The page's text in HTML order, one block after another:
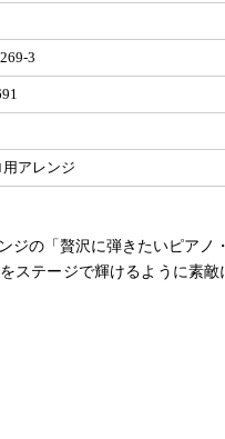
3
アレンジ
ジの「贅沢に弾きたいピアノ
ステージで輝けるように素